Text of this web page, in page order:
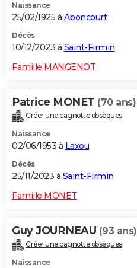
Naissance
25/02/1925 à Aboncourt
Décès
10/12/2023 à Saint-Firmin
Famille MANGENOT
Patrice MONET (70 ans)
Créer une cagnotte obsèques
Naissance
02/06/1953 à Laxou
Décès
25/11/2023 à Saint-Firmin
Famille MONET
Guy JOURNEAU (93 ans)
Créer une cagnotte obsèques
Naissance